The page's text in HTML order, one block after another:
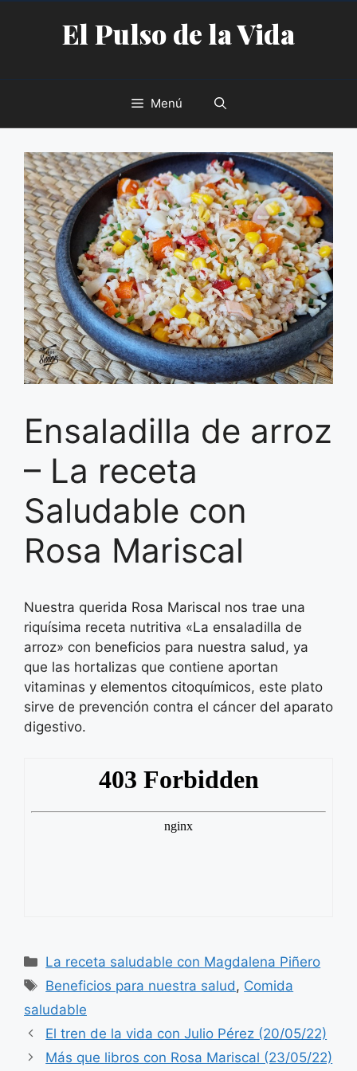
contenidoEl Pulso de la Vida
Menú
Ensaladilla de arroz
– La receta
Saludable con
Rosa Mariscal
Nuestra querida Rosa Mariscal nos trae una
riquísima receta nutritiva «La ensaladilla de
arroz» con beneficios para nuestra salud, ya
que las hortalizas que contiene aportan
vitaminas y elementos citoquímicos, este plato
sirve de prevención contra el cáncer del aparato
digestivo.
Categorías
La receta saludable con Magdalena Piñero
Etiquetas
Beneficios para nuestra salud, Comida
saludable
El tren de la vida con Julio Pérez (20/05/22)
Más que libros con Rosa Mariscal (23/05/22)